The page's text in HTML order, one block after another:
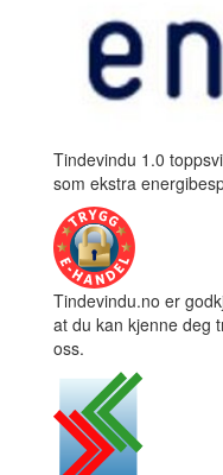
Tindevindu 1.0
som ekstra
Tindevindu.no er
at du kan kjenne deg
oss.